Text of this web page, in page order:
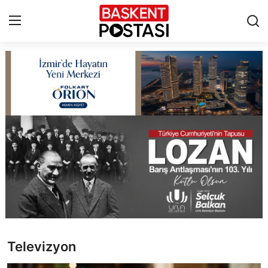
Çerez Politikası
Künye
Ankara
TBMM
Cumhurbaşkanlığı
Televizyon